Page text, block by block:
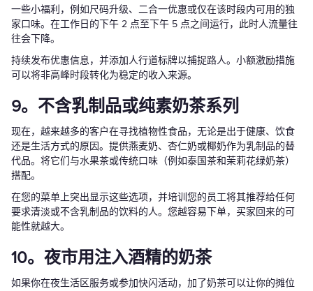
一些小福利，例如尺码升级、二合一优惠或仅在该时段内可用的独
家口味。在工作日的下午 2 点至下午 5 点之间运行，此时人流量往
往会下降。
持续发布优惠信息，并添加人行道标牌以捕捉路人。小额激励措施
可以将非高峰时段转化为稳定的收入来源。
9。不含乳制品或纯素奶茶系列
现在，越来越多的客户在寻找植物性食品，无论是出于健康、饮食
还是生活方式的原因。提供燕麦奶、杏仁奶或椰奶作为乳制品的替
代品。将它们与水果茶或传统口味（例如泰国茶和茉莉花绿奶茶）
搭配。
在您的菜单上突出显示这些选项，并培训您的员工将其推荐给任何
要求清淡或不含乳制品的饮料的人。您越容易下单，买家回来的可
能性就越大。
10。夜市用注入酒精的奶茶
如果你在夜生活区服务或参加快闪活动，加了奶茶可以让你的摊位